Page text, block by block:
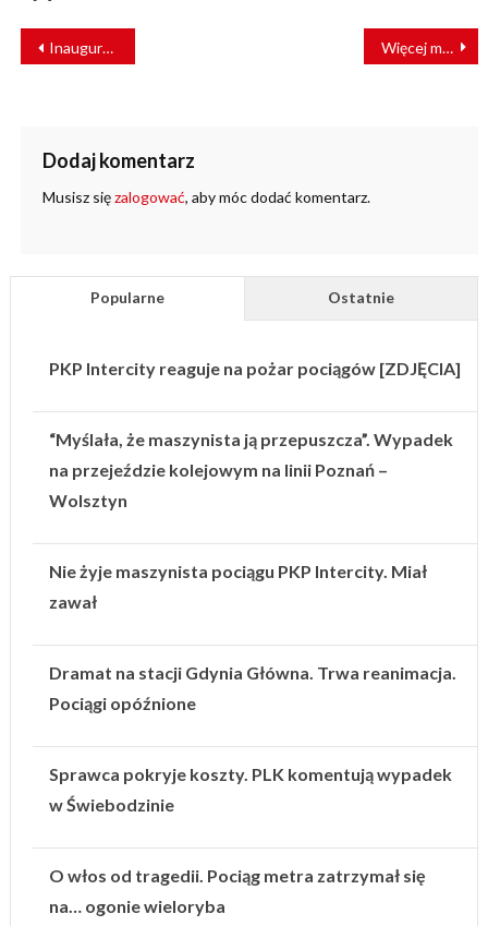
NAWIGACJA
WPISU
Inauguracja obchodów 150-lecia komunikacji miejskiej w Krakowie Więcej miejsc w wagonach. PKP intercity podnosi komfort podróży
Dodaj komentarz
Musisz sięzalogować, aby móc dodać komentarz.
Popularne Ostatnie
PKP Intercity reaguje na pożar pociągów [ZDJĘCIA]
“Myślała, że maszynista ją przepuszcza”. Wypadek
na przejeździe kolejowym na linii Poznań –
Wolsztyn
Nie żyje maszynista pociągu PKP Intercity. Miał
zawał
Dramat na stacji Gdynia Główna. Trwa reanimacja.
Pociągi opóźnione
Sprawca pokryje koszty. PLK komentują wypadek
w Świebodzinie
O włos od tragedii. Pociąg metra zatrzymał się
na… ogonie wieloryba